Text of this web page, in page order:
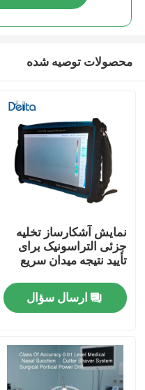
خونه
ویدیو
محصولات توصیه شده
نمایش آشکارساز تخلیه
جزئی التراسونیک برای
تأیید نتیجه میدان سریع
ارسال سؤال